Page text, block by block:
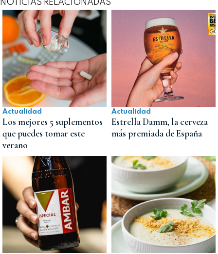
NOTICIAS RELACIONADAS
Actualidad
Los mejores 5 suplementos
que puedes tomar este
verano
Actualidad
Estrella Damm, la cerveza
más premiada de España